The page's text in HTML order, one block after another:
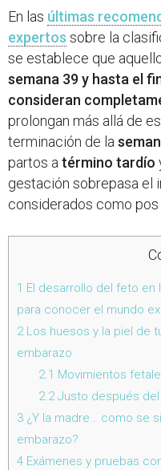
En las últimas
expertos sobre la
se establece que
semana 39 y hasta el
consideran
prolongan más allá de
terminación de la
partos a término tardío
gestación sobrepasa el
considerados como pos
1 El desarrollo del feto en
para conocer el mundo
2Los huesos y la piel de
embarazo
2.1 Movimientos
2.2Justo después del
3 ¿Y la madre… como se
embarazo?
4 Exámenes y pruebas